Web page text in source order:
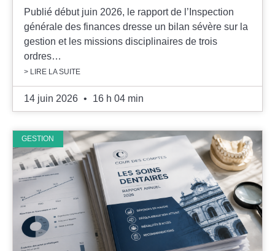
Publié début juin 2026, le rapport de l’Inspection
générale des finances dresse un bilan sévère sur la
gestion et les missions disciplinaires de trois
ordres…
> LIRE LA SUITE
14 juin 2026 16 h 04 min
GESTION